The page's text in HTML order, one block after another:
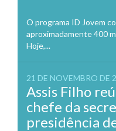
O programa ID Jovem
aproximadamente 400
Hoje,...
21 DE NOVEMBRO DE
Assis Filho
chefe da
presidência